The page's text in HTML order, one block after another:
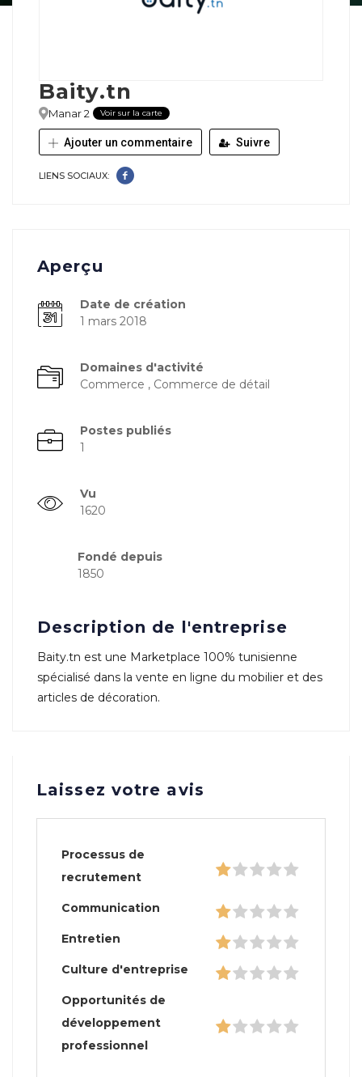
Baity.tn
Manar 2 Voir sur la carte
Ajouter un commentaire Suivre
LIENS SOCIAUX:
Aperçu
Date de création
1 mars 2018
Domaines d'activité
Commerce , Commerce de détail
Postes publiés
1
Vu
1620
Fondé depuis
1850
Description de l'entreprise
Baity.tn est une Marketplace 100% tunisienne
spécialisé dans la vente en ligne du mobilier et des
articles de décoration.
Laissez votre avis
Processus de
recrutement
Communication
Entretien
Culture d'entreprise
Opportunités de
développement
professionnel